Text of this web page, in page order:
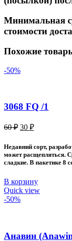
Минимальная
стоимости
Похожие
-50%
3068 FQ /1
60₽ Первоначальная
составляла
60 ₽.
30 ₽Текущая
30 ₽.
Недавний сорт,
может расщепляться.
сладкие. В пакетике 8
В корзину
Quick view
-50%
Анавин